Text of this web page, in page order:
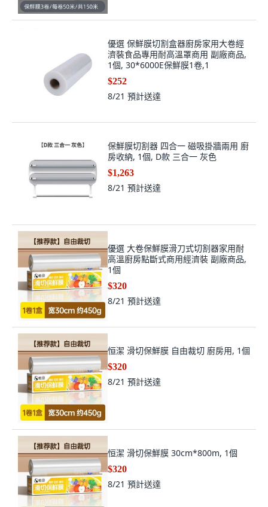
優選 保鮮膜切割盒器廚房家用大卷經
濟裝食品專用耐高溫罩商用 副廠商品,
1個, 30*6000E保鮮膜1卷,1
$252
8/21 預計送達
保鮮膜切割器 四合一 磁吸掛牆兩用 廚
房收納, 1個, D款 三合一 灰色
$1,263
8/21 預計送達
優選 大卷保鮮膜滑刀式切割器家用耐
高溫廚房點斷式商用經濟裝 副廠商品,
1個
$320
8/21 預計送達
恒潔 滑切保鮮膜 自由裁切 廚房用, 1個
$320
8/21 預計送達
恒潔 滑切保鮮膜 30cm*800m, 1個
$320
8/21 預計送達